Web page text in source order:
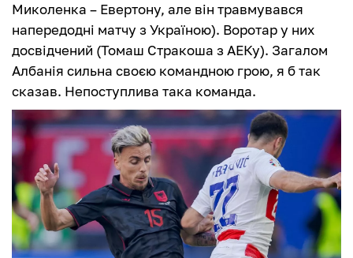
Миколенка – Евертону, але він травмувався
напередодні матчу з Україною). Воротар у них
досвідчений (Томаш Стракоша з АЕКу). Загалом
Албанія сильна своєю командною грою, я б так
сказав. Непоступлива така команда.